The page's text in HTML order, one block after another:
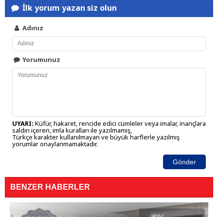
İlk yorum yazan siz olun
Adınız
Yorumunuz
UYARI: Küfür, hakaret, rencide edici cümleler veya imalar, inançlara
saldırı içeren, imla kuralları ile yazılmamış,
Türkçe karakter kullanılmayan ve büyük harflerle yazılmış
yorumlar onaylanmamaktadır.
Gönder
BENZER HABERLER